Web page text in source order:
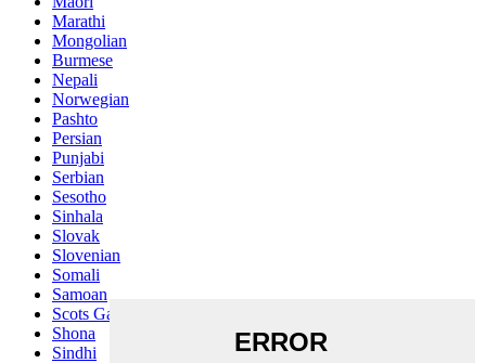
Marathi
Mongolian
Burmese
Nepali
Norwegian
Pashto
Persian
Punjabi
Serbian
Sesotho
Sinhala
Slovak
Slovenian
Somali
Samoan
Scots Gaelic
Shona
Sindhi